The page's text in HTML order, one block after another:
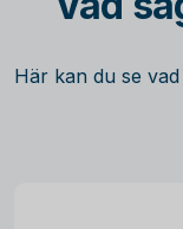
Här kan du se